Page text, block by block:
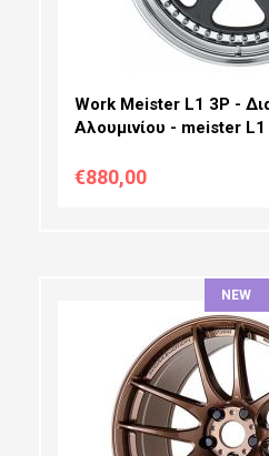
Work Meister L1 3P -
Αλουμινίου - meister
€880,00
ΔΙΆΜΕΤΡΟΣ:
ΠΛΆΤΟΣ:
PCD SELECTION:
NEW